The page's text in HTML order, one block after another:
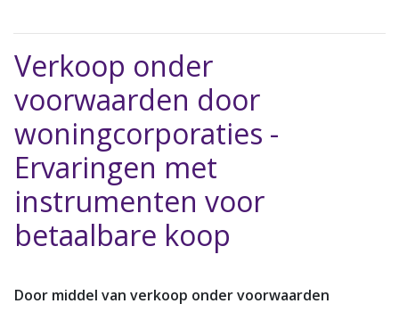
Verkoop onder
voorwaarden door
woningcorporaties -
Ervaringen met
instrumenten voor
betaalbare koop
Door middel van verkoop onder voorwaarden